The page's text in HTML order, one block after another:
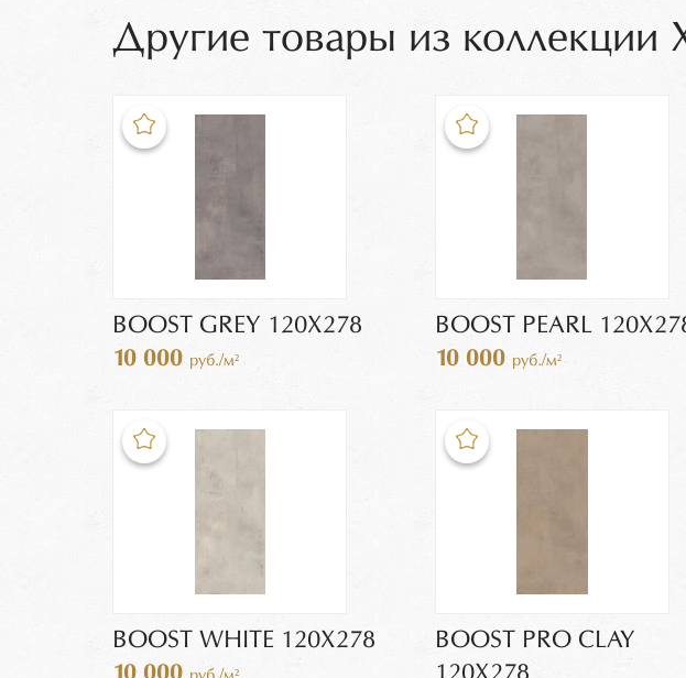
Другие товары из коллекции
BOOST GREY 120X278
10 000 руб./м²
BOOST PEARL
10 000 руб./м²
BOOST WHITE 120X278
BOOST PRO CLAY